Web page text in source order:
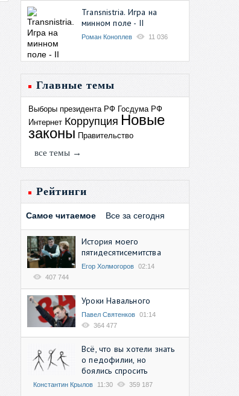
Transnistria. Игра на
минном поле - II
Роман Коноплев 11 036
Главные темы
Выборы президента РФ Госдума РФ
Интернет Коррупция Новые
законы Правительство
все темы →
Рейтинги
Самое читаемое Все за сегодня
История моего
пятидесятисемитства
Егор Холмогоров 02:14
407 744
Уроки Навального
Павел Святенков 01:14
364 477
Всё, что вы хотели знать
о педофилии, но
боялись спросить
Константин Крылов 11:30 359 187